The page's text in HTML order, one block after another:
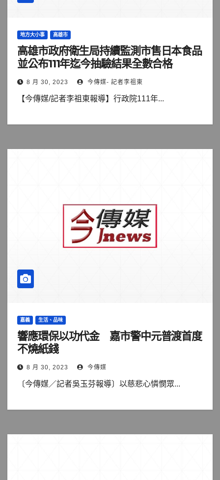
地方大小事 高雄市
高雄市政府衛生局持續監測市售日本食品
並公布111年迄今抽驗結果全數合格
8 月 30, 2023 今傳媒- 記者李祖東
【今傳媒/記者李祖東報導】行政院111年...
嘉義 生活、品味
響應環保以功代金 嘉市警中元普渡首度
不燒紙錢
8 月 30, 2023 今傳媒
〔今傳媒／記者吳玉芬報導〕以慈悲心憐憫眾...